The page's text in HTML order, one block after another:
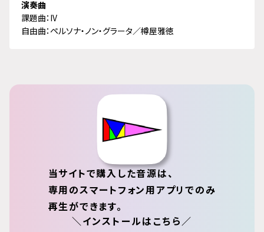
演奏曲
課題曲：IV
自由曲：ペルソナ・ノン・グラータ／樽屋雅徳
当サイトで購入した音源は、
専用のスマートフォン用アプリでのみ
再生ができます。
＼インストールはこちら／